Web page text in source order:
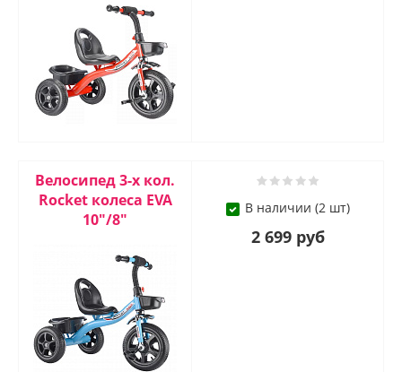
Велосипед 3-х кол.
Rocket колеса EVA
10"/8"
В наличии (2 шт)
2 699 руб